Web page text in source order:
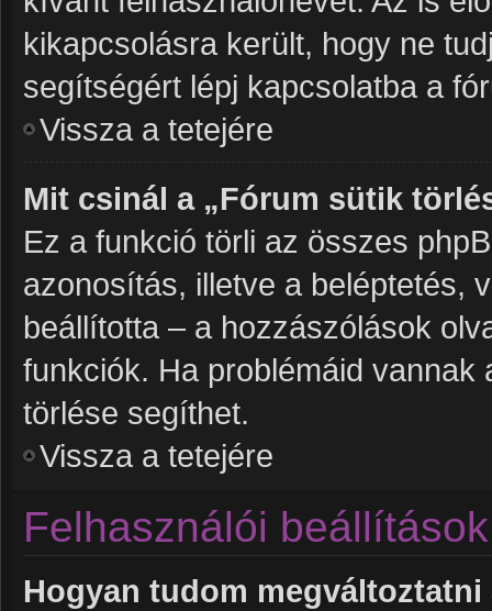
kikapcsolásra került, hogy ne
segítségért lépj kapcsolatba a
Vissza a tetejére
Mit csinál a „Fórum sütik
Ez a funkció törli az összes
azonosítás, illetve a beléptetés,
beállította – a hozzászólások
funkciók. Ha problémáid
törlése segíthet.
Vissza a tetejére
Felhasználói beállítások
Hogyan tudom